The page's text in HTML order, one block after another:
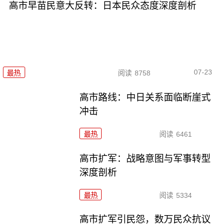
高市早苗民意大反转：日本民众态度深度剖析
最热 阅读 8758 07-23
高市路线：中日关系面临断崖式
冲击
最热 阅读 6461
高市扩军：战略意图与军事转型
深度剖析
最热 阅读 5334
高市扩军引民怨，数万民众抗议